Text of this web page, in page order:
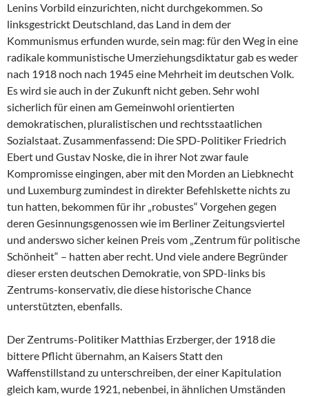
Lenins Vorbild einzurichten, nicht durchgekommen. So
linksgestrickt Deutschland, das Land in dem der
Kommunismus erfunden wurde, sein mag: für den Weg in eine
radikale kommunistische Umerziehungsdiktatur gab es weder
nach 1918 noch nach 1945 eine Mehrheit im deutschen Volk.
Es wird sie auch in der Zukunft nicht geben. Sehr wohl
sicherlich für einen am Gemeinwohl orientierten
demokratischen, pluralistischen und rechtsstaatlichen
Sozialstaat. Zusammenfassend: Die SPD-Politiker Friedrich
Ebert und Gustav Noske, die in ihrer Not zwar faule
Kompromisse eingingen, aber mit den Morden an Liebknecht
und Luxemburg zumindest in direkter Befehlskette nichts zu
tun hatten, bekommen für ihr „robustes“ Vorgehen gegen
deren Gesinnungsgenossen wie im Berliner Zeitungsviertel
und anderswo sicher keinen Preis vom „Zentrum für politische
Schönheit“ – hatten aber recht. Und viele andere Begründer
dieser ersten deutschen Demokratie, von SPD-links bis
Zentrums-konservativ, die diese historische Chance
unterstützten, ebenfalls.
Der Zentrums-Politiker Matthias Erzberger, der 1918 die
bittere Pflicht übernahm, an Kaisers Statt den
Waffenstillstand zu unterschreiben, der einer Kapitulation
gleich kam, wurde 1921, nebenbei, in ähnlichen Umständen